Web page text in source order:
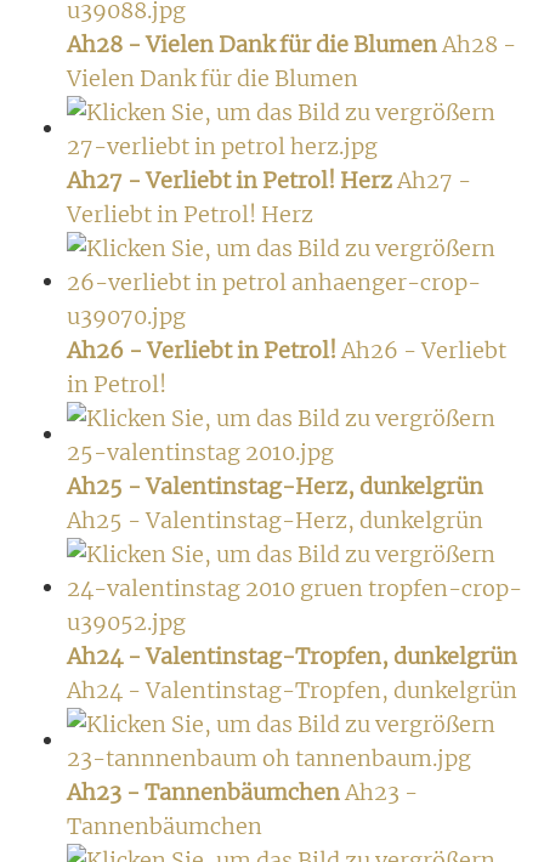
Ah28 - Vielen Dank für die BlumenAh28 -
Vielen Dank für die Blumen
Ah27 - Verliebt in Petrol! HerzAh27 -
Verliebt in Petrol! Herz
Ah26 - Verliebt in Petrol! Ah26 - Verliebt
in Petrol!
Ah25 - Valentinstag-Herz, dunkelgrün
Ah25 - Valentinstag-Herz, dunkelgrün
Ah24 - Valentinstag-Tropfen, dunkelgrün
Ah24 - Valentinstag-Tropfen, dunkelgrün
Ah23 - TannenbäumchenAh23 -
Tannenbäumchen